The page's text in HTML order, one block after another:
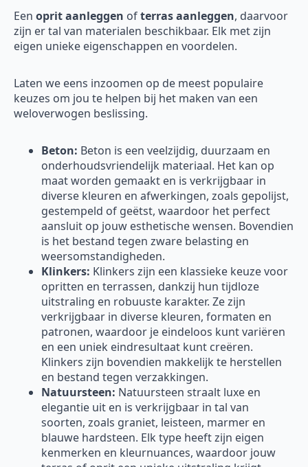
Een oprit aanleggen ofterras aanleggen, daarvoor
zijn er tal van materialen beschikbaar. Elk met zijn
eigen unieke eigenschappen en voordelen.
Laten we eens inzoomen op de meest populaire
keuzes om jou te helpen bij het maken van een
weloverwogen beslissing.
Beton: Beton is een veelzijdig, duurzaam en
onderhoudsvriendelijk materiaal. Het kan op
maat worden gemaakt en is verkrijgbaar in
diverse kleuren en afwerkingen, zoals gepolijst,
gestempeld of geëtst, waardoor het perfect
aansluit op jouw esthetische wensen. Bovendien
is het bestand tegen zware belasting en
weersomstandigheden.
Klinkers: Klinkers zijn een klassieke keuze voor
opritten en terrassen, dankzij hun tijdloze
uitstraling en robuuste karakter. Ze zijn
verkrijgbaar in diverse kleuren, formaten en
patronen, waardoor je eindeloos kunt variëren
en een uniek eindresultaat kunt creëren.
Klinkers zijn bovendien makkelijk te herstellen
en bestand tegen verzakkingen.
Natuursteen: Natuursteen straalt luxe en
elegantie uit en is verkrijgbaar in tal van
soorten, zoals graniet, leisteen, marmer en
blauwe hardsteen. Elk type heeft zijn eigen
kenmerken en kleurnuances, waardoor jouw